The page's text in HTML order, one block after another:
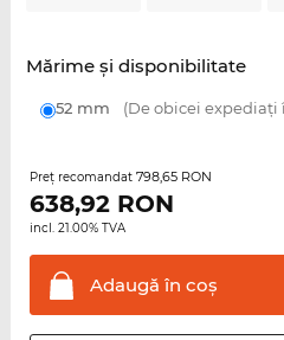
Mărime şi disponibilitate
52 mm (De obicei expediați
Preţ recomandat 798,65 RON
638,92RON
incl. 21.00% TVA
Adaugă în coş